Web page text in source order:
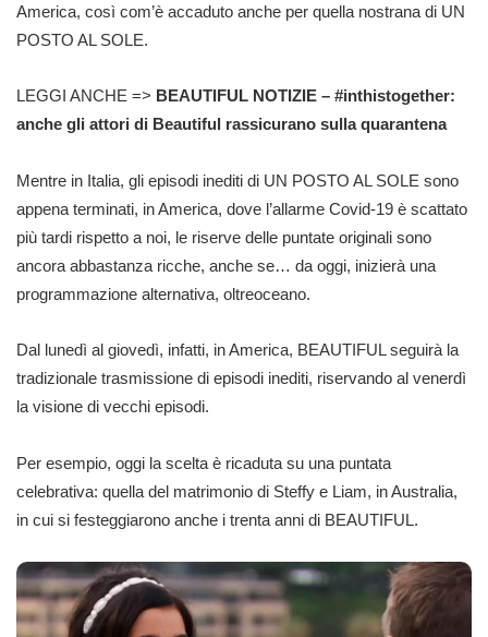
America, così com’è accaduto anche per quella nostrana di UN
POSTO AL SOLE.
LEGGI ANCHE => BEAUTIFUL NOTIZIE – #inthistogether:
anche gli attori di Beautiful rassicurano sulla quarantena
Mentre in Italia, gli episodi inediti di UN POSTO AL SOLE sono
appena terminati, in America, dove l’allarme Covid-19 è scattato
più tardi rispetto a noi, le riserve delle puntate originali sono
ancora abbastanza ricche, anche se… da oggi, inizierà una
programmazione alternativa, oltreoceano.
Dal lunedì al giovedì, infatti, in America, BEAUTIFUL seguirà la
tradizionale trasmissione di episodi inediti, riservando al venerdì
la visione di vecchi episodi.
Per esempio, oggi la scelta è ricaduta su una puntata
celebrativa: quella del matrimonio di Steffy e Liam, in Australia,
in cui si festeggiarono anche i trenta anni di BEAUTIFUL.